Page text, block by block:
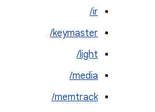
ir/
keymaster/
light/
media/
memtrack/